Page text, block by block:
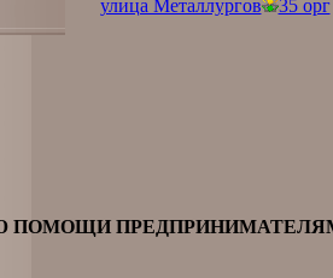
улица Металлургов 35 орг
ПОМОЩИ